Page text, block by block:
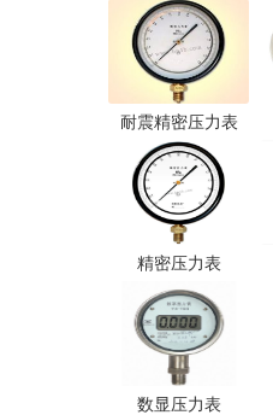
耐震精密压力表
精密压力表
数显压力表